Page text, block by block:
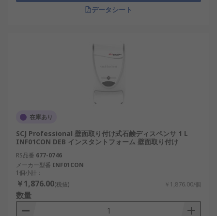
ンテナンスの少ない衛生ソリューションですが、 自
動、 又は「タッチフリー」ソープディスペンサ(バ
があり、 バクテリアが拡散する可能性を低減しま
ディスペンサの利点
高い費用効果(標準的な固形石鹸より優れてい
る)。
補充可能(すべてのリフィルサイズが利用可
能)。
抗菌モデルも用意しています。
あらゆる壁面に簡単に取り付けられます。
データシート
在庫あり
SCJ Professional 壁面取り付け式石鹸ディスペンサ 1 L
INF01CON DEB インスタントフォーム 壁面取り付け
RS品番 677-0746
メーカー型番 INF01CON
1個小計：
￥1,876.00(税抜) ￥1,876.00/個
数量